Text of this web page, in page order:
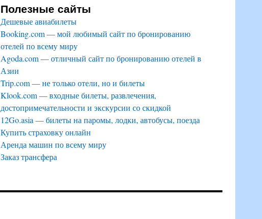
Полезные сайты
Дешевые авиабилеты
Booking.com — мой любимый сайт по бронированию
отелей по всему миру
Agoda.com — отличный сайт по бронированию отелей в
Азии
Trip.com — не только отели, но и билеты
Klook.com — входные билеты, развлечения,
достопримечательности и экскурсии со скидкой
12Go.asia — билеты на паромы, лодки, автобусы, поезда
Купить страховку онлайн
Аренда машин по всему миру
Заказ трансфера